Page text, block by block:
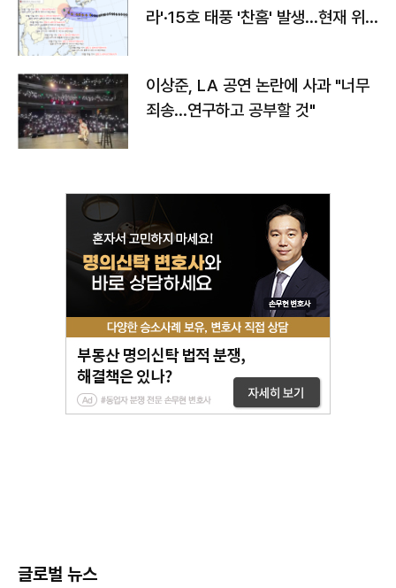
라'·15호 태풍 '찬홈' 발생…현재 위
이상준, LA 공연 논란에 사과 "너무
죄송…연구하고 공부할 것"
글로벌 뉴스